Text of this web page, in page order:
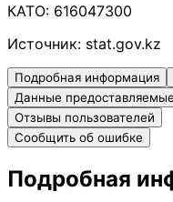
КАТО: 616047300
Источник: stat.gov.kz
Подробная информация
Данные
Отзывы пользователей
Сообщить об ошибке
Подробная